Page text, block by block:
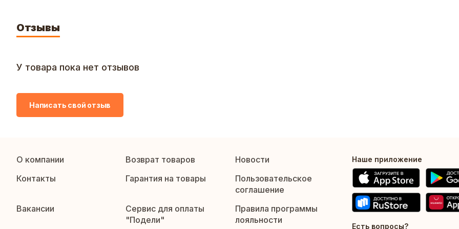
Отзывы
У товара пока нет отзывов
Написать свой отзыв
О компании Возврат товаров
Новости
Контакты
Гарантия на товары
Пользовательское
соглашение
Вакансии
Сервис для оплаты
"Подели"
Правила программы
лояльности
Наше приложение
Есть вопросы?